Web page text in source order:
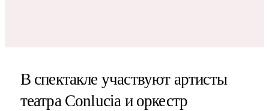
В спектакле участвуют артисты
театра Conlucia и оркестр